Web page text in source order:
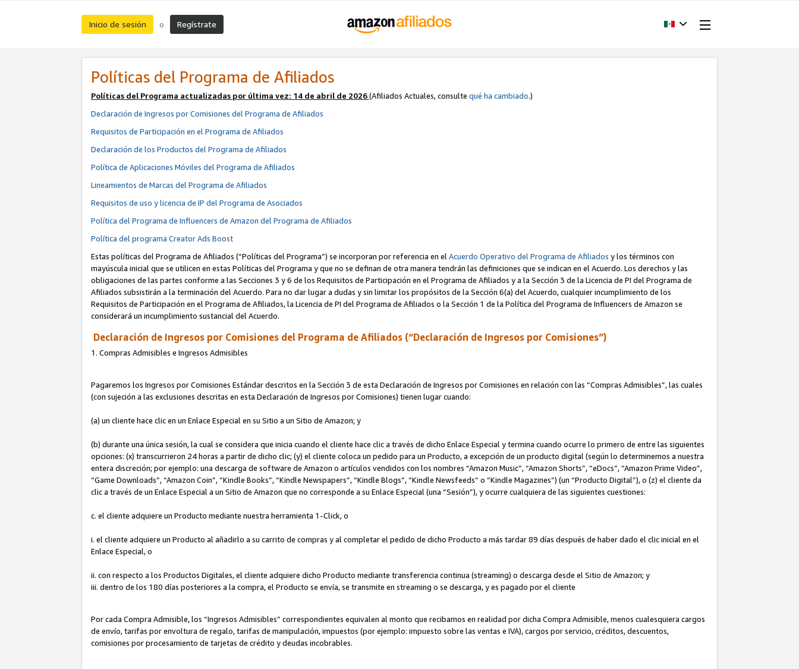
Inicio de sesión o Regístrate
Políticas del Programa de Afiliados
Políticas del Programa actualizadas por última vez: 14 de abril de 2026(Afiliados Actuales, consulte qué ha cambiado.)
Declaración de Ingresos por Comisiones del Programa de Afiliados
Requisitos de Participación en el Programa de Afiliados
Declaración de los Productos del Programa de Afiliados
Política de Aplicaciones Móviles del Programa de Afiliados
Lineamientos de Marcas del Programa de Afiliados
Requisitos de uso y licencia de IP del Programa de Asociados
Política del Programa de Influencers de Amazon del Programa de Afiliados
Política del programa Creator Ads Boost
Estas políticas del Programa de Afiliados (“Políticas del Programa”) se incorporan por referencia en elAcuerdo Operativo del Programa de Afiliados y los términos con
mayúscula inicial que se utilicen en estas Políticas del Programa y que no se definan de otra manera tendrán las definiciones que se indican en el Acuerdo. Los derechos y las
obligaciones de las partes conforme a las Secciones 3 y 6 de los Requisitos de Participación en el Programa de Afiliados y a la Sección 3 de la Licencia de PI del Programa de
Afiliados subsistirán a la terminación del Acuerdo. Para no dar lugar a dudas y sin limitar los propósitos de la Sección 6(a) del Acuerdo, cualquier incumplimiento de los
Requisitos de Participación en el Programa de Afiliados, la Licencia de PI del Programa de Afiliados o la Sección 1 de la Política del Programa de Influencers de Amazon se
considerará un incumplimiento sustancial del Acuerdo.
Declaración de Ingresos por Comisiones del Programa de Afiliados (“Declaración de Ingresos por Comisiones”)
1. Compras Admisibles e Ingresos Admisibles
Pagaremos los Ingresos por Comisiones Estándar descritos en la Sección 3 de esta Declaración de Ingresos por Comisiones en relación con las “Compras Admisibles”, las cuales
(con sujeción a las exclusiones descritas en esta Declaración de Ingresos por Comisiones) tienen lugar cuando:
(a) un cliente hace clic en un Enlace Especial en su Sitio a un Sitio de Amazon; y
(b) durante una única sesión, la cual se considera que inicia cuando el cliente hace clic a través de dicho Enlace Especial y termina cuando ocurre lo primero de entre las siguientes
opciones: (x) transcurrieron 24 horas a partir de dicho clic; (y) el cliente coloca un pedido para un Producto, a excepción de un producto digital (según lo determinemos a nuestra
entera discreción; por ejemplo: una descarga de software de Amazon o artículos vendidos con los nombres “Amazon Music”, “Amazon Shorts”, “eDocs”, “Amazon Prime Video”,
“Game Downloads”, “Amazon Coin”, “Kindle Books”, “Kindle Newspapers”, “Kindle Blogs”, “Kindle Newsfeeds” o “Kindle Magazines”) (un “Producto Digital”), o (z) el cliente da
clic a través de un Enlace Especial a un Sitio de Amazon que no corresponde a su Enlace Especial (una “Sesión”), y ocurre cualquiera de las siguientes cuestiones:
c. el cliente adquiere un Producto mediante nuestra herramienta 1-Click, o
i. el cliente adquiere un Producto al añadirlo a su carrito de compras y al completar el pedido de dicho Producto a más tardar 89 días después de haber dado el clic inicial en el
Enlace Especial, o
ii. con respecto a los Productos Digitales, el cliente adquiere dicho Producto mediante transferencia continua (streaming) o descarga desde el Sitio de Amazon; y
iii. dentro de los 180 días posteriores a la compra, el Producto se envía, se transmite en streaming o se descarga, y es pagado por el cliente
Por cada Compra Admisible, los “Ingresos Admisibles” correspondientes equivalen al monto que recibamos en realidad por dicha Compra Admisible, menos cualesquiera cargos
de envío, tarifas por envoltura de regalo, tarifas de manipulación, impuestos (por ejemplo: impuesto sobre las ventas e IVA), cargos por servicio, créditos, descuentos,
comisiones por procesamiento de tarjetas de crédito y deudas incobrables.